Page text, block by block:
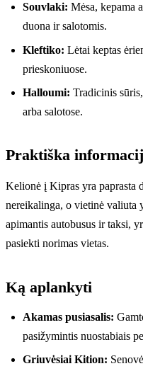
Souvlaki: Mėsa, kepama
duona ir salotomis.
Kleftiko: Lėtai keptas
prieskoniuose.
Halloumi: Tradicinis
arba salotose.
Praktiška
Kelionė į Kipras yra paprasta
nereikalinga, o vietinė valiuta
apimantis autobusus ir taksi,
pasiekti norimas vietas.
Ką aplankyti
Akamas pusiasalis:
pasižymintis nuostabiais
Griuvėsiai Kition: